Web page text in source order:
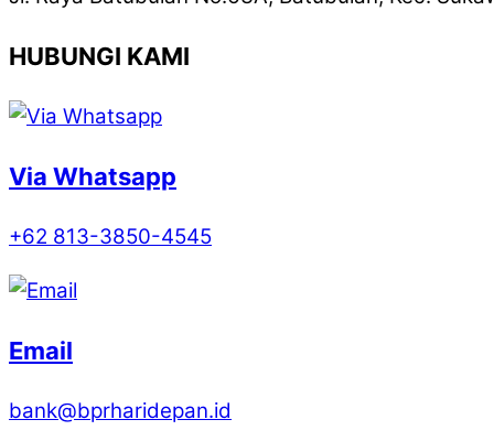
HUBUNGI KAMI
Via Whatsapp
+62 813-3850-4545
Email
bank@bprharidepan.id